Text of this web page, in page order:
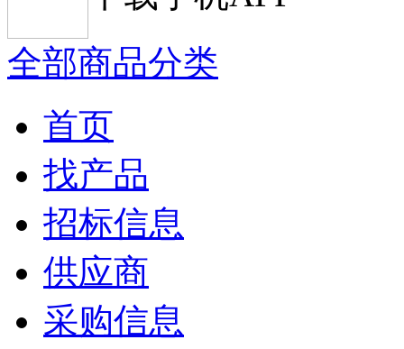
全部商品分类
首页
找产品
招标信息
供应商
采购信息